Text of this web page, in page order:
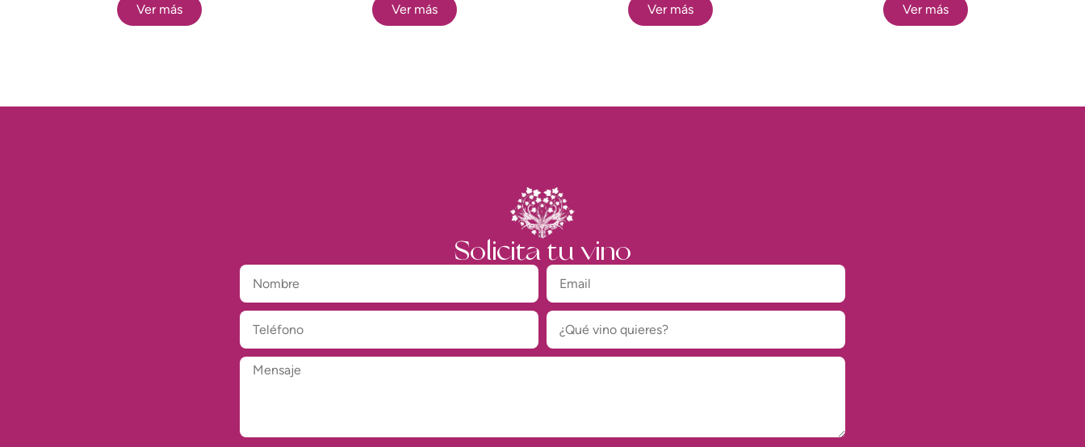
Ver más Ver más Ver más Ver más
Solicita tu vino